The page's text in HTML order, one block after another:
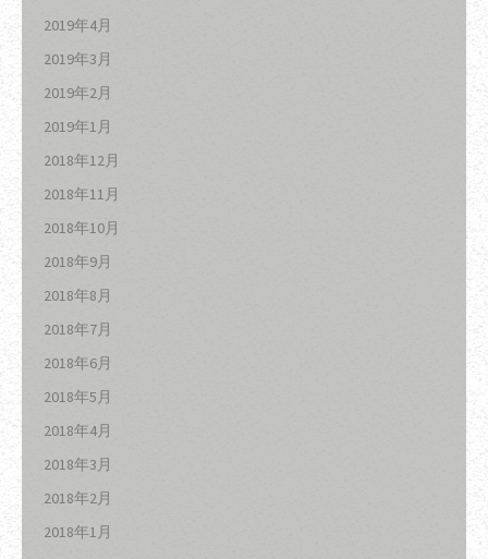
2019年4月
2019年3月
2019年2月
2019年1月
2018年12月
2018年11月
2018年10月
2018年9月
2018年8月
2018年7月
2018年6月
2018年5月
2018年4月
2018年3月
2018年2月
2018年1月